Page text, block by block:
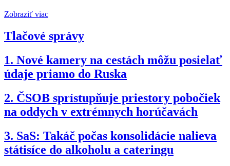
Zobraziť viac
Tlačové správy
1. Nové kamery na cestách môžu posielať
údaje priamo do Ruska
2. ČSOB sprístupňuje priestory pobočiek
na oddych v extrémnych horúčavách
3. SaS: Takáč počas konsolidácie nalieva
státisíce do alkoholu a cateringu